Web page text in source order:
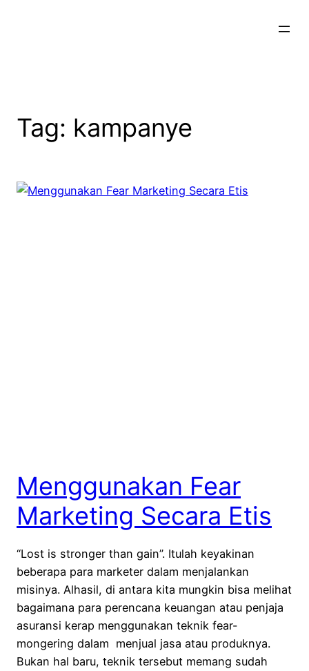
Tag: kampanye
Menggunakan Fear
Marketing Secara Etis
“Lost is stronger than gain”. Itulah keyakinan
beberapa para marketer dalam menjalankan
misinya. Alhasil, di antara kita mungkin bisa melihat
bagaimana para perencana keuangan atau penjaja
asuransi kerap menggunakan teknik fear-
mongering dalam menjual jasa atau produknya.
Bukan hal baru, teknik tersebut memang sudah